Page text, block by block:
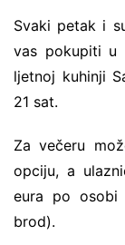
Svaki petak i
vas pokupiti u
ljetnoj kuhinji
21 sat.
Za večeru
opciju, a
eura po osobi
brod).